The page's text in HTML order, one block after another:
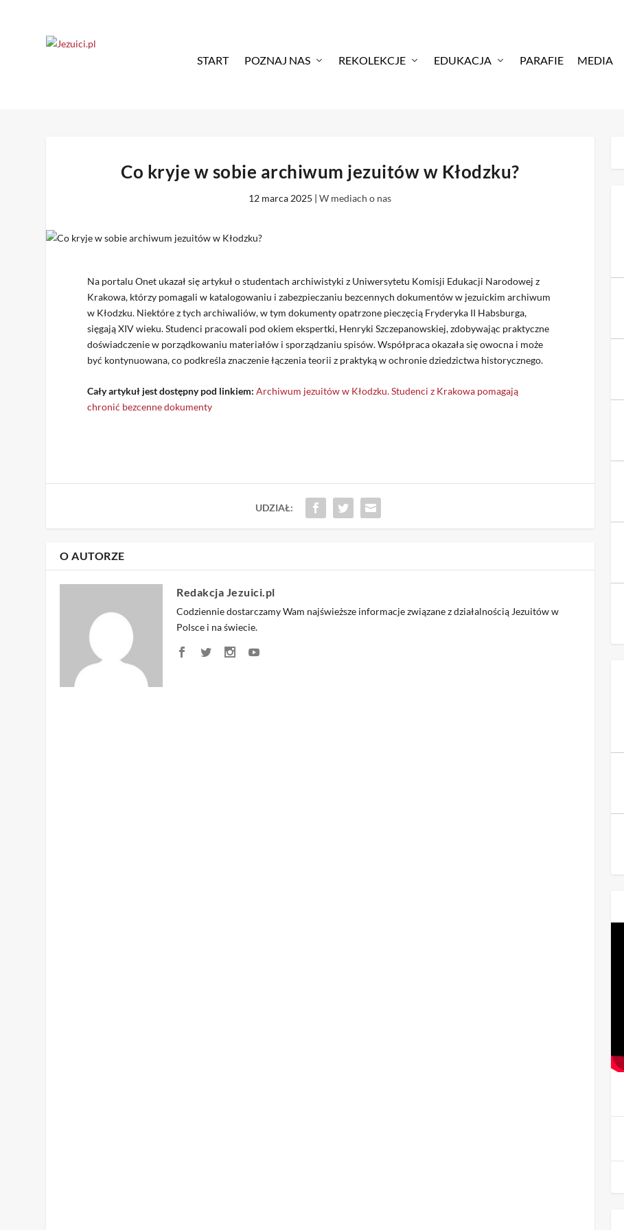
START POZNAJ NAS REKOLEKCJE EDUKACJA PARAFIE MEDIA
Co kryje w sobie archiwum jezuitów w Kłodzku?
12 marca 2025 |W mediach o nas
Na portalu Onet ukazał się artykuł o studentach archiwistyki z Uniwersytetu Komisji Edukacji Narodowej z
Krakowa, którzy pomagali w katalogowaniu i zabezpieczaniu bezcennych dokumentów w jezuickim archiwum
w Kłodzku. Niektóre z tych archiwaliów, w tym dokumenty opatrzone pieczęcią Fryderyka II Habsburga,
sięgają XIV wieku. Studenci pracowali pod okiem ekspertki, Henryki Szczepanowskiej, zdobywając praktyczne
doświadczenie w porządkowaniu materiałów i sporządzaniu spisów. Współpraca okazała się owocna i może
być kontynuowana, co podkreśla znaczenie łączenia teorii z praktyką w ochronie dziedzictwa historycznego.
Cały artykuł jest dostępny pod linkiem: Archiwum jezuitów w Kłodzku. Studenci z Krakowa pomagają
chronić bezcenne dokumenty
UDZIAŁ:
O AUTORZE
Redakcja Jezuici.pl
Codziennie dostarczamy Wam najświeższe informacje związane z działalnością Jezuitów w
Polsce i na świecie.